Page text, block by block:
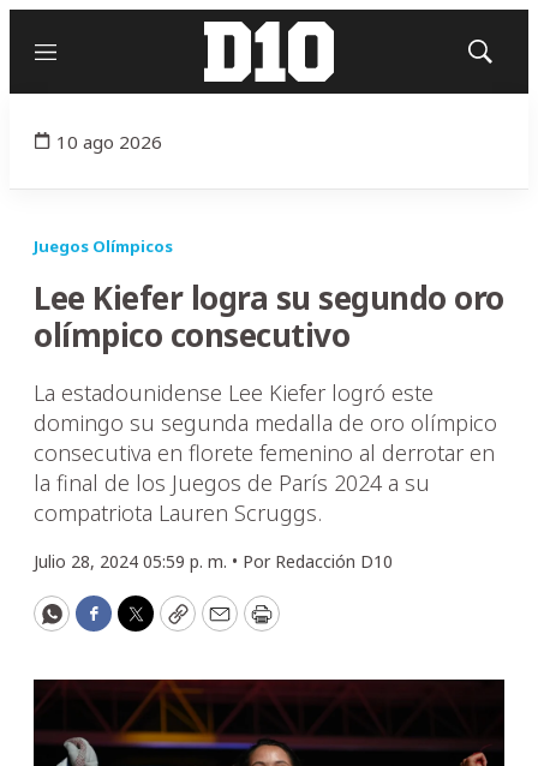
Menú
Mostrar
10 ago 2026
Juegos Olímpicos
Lee Kiefer logra su segundo oro
olímpico consecutivo
La estadounidense Lee Kiefer logró este
domingo su segunda medalla de oro olímpico
consecutiva en florete femenino al derrotar en
la final de los Juegos de París 2024 a su
compatriota Lauren Scruggs.
Julio 28, 2024 05:59 p. m. • Por Redacción D10
WhatsApp
Facebook
Twitter
CopyEmailPrint